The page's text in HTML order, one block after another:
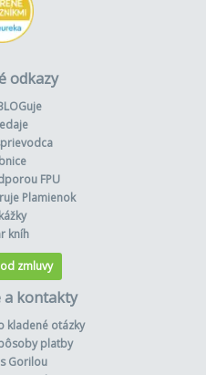
odkazy
FPU
Plamienok
kníh
zmluvy
a kontakty
kladené otázky
platby
Gorilou